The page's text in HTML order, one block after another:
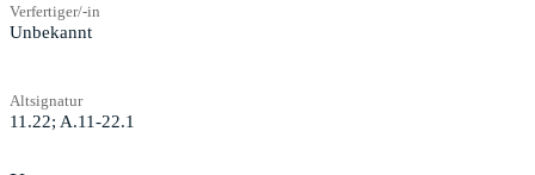
Verfertiger/-in
Unbekannt
Altsignatur
11.22; A.11-22.1